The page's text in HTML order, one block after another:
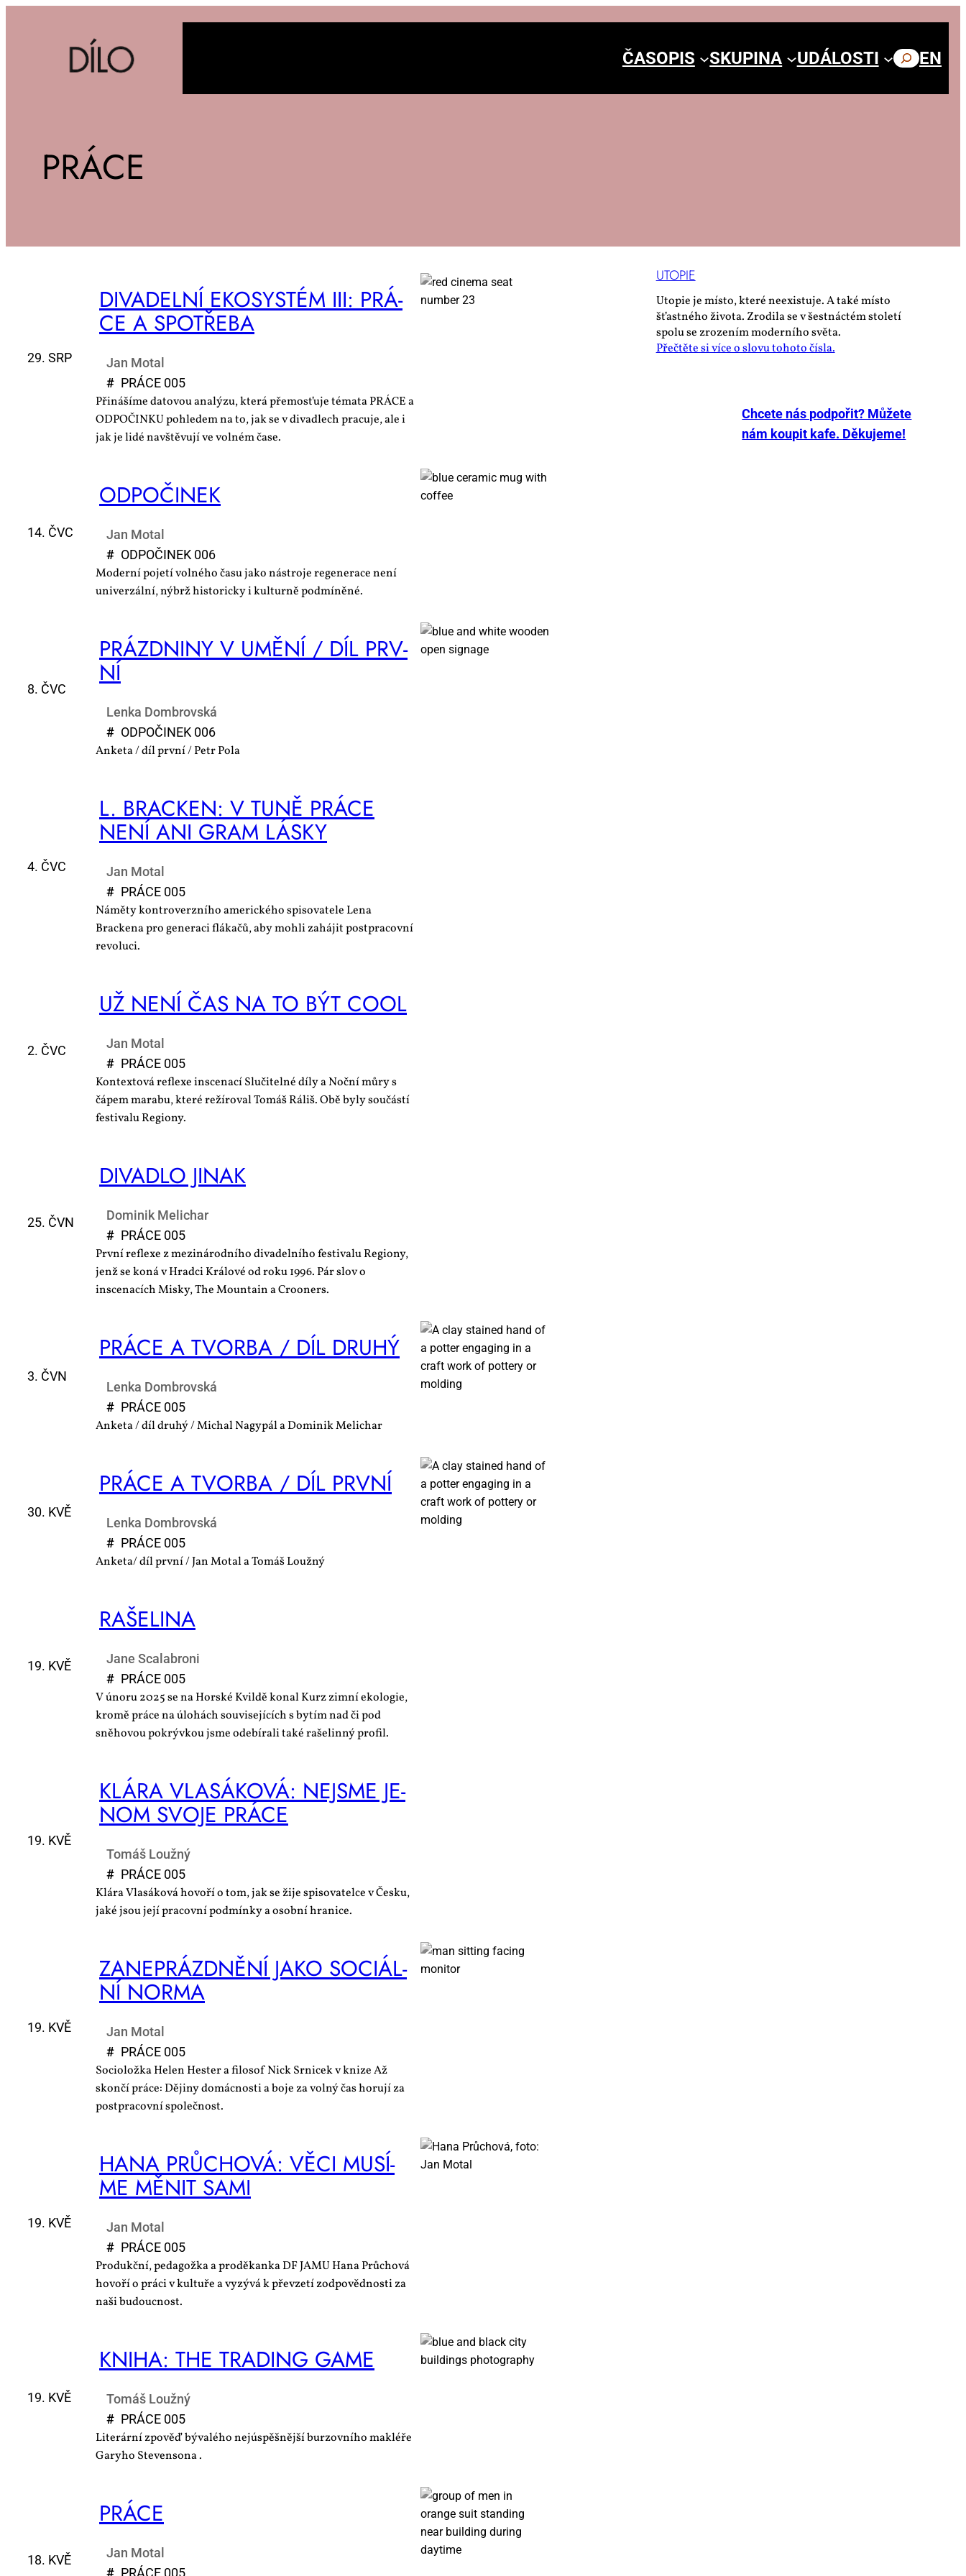
ČASOPIS SKUPINA UDÁLOSTI HLEDAT
EN
PRÁCE
29. SRP
DI­VA­DEL­NÍ EKO­SYS­TÉM III: PRÁ­
CE A SPO­TŘE­BA
Jan Motal
# PRÁ­CE 005
Přinášíme datovou analýzu, která přemosťuje témata PRÁCE a
ODPOČINKU pohledem na to, jak se v divadlech pracuje, ale i
jak je lidé navštěvují ve volném čase.
14. ČVC
OD­PO­ČI­NEK
Jan Motal
# OD­PO­ČI­NEK 006
Moderní pojetí volného času jako nástroje regenerace není
univerzální, nýbrž historicky i kulturně podmíněné.
8. ČVC
PRÁZD­NI­NY V UMĚ­NÍ / DÍL PRV­
NÍ
Lenka Dombrovská
# OD­PO­ČI­NEK 006
Anketa / díl první / Petr Pola
4. ČVC
L. BRAC­KEN: V TU­NĚ PRÁ­CE
NE­NÍ ANI GRAM LÁS­KY
Jan Motal
# PRÁ­CE 005
Náměty kontroverzního amerického spisovatele Lena
Brackena pro generaci flákačů, aby mohli zahájit postpracovní
revoluci.
2. ČVC
UŽ NE­NÍ ČAS NA TO BÝT CO­OL
Jan Motal
# PRÁ­CE 005
Kontextová reflexe inscenací Slučitelné díly a Noční můry s
čápem marabu, které režíroval Tomáš Ráliš. Obě byly součástí
festivalu Regiony.
25. ČVN
DI­VA­DLO JI­NAK
Dominik Melichar
# PRÁ­CE 005
První reflexe z mezinárodního divadelního festivalu Regiony,
jenž se koná v Hradci Králové od roku 1996. Pár slov o
inscenacích Misky, The Mountain a Crooners.
3. ČVN
PRÁ­CE A TVOR­BA / DÍL DRU­HÝ
Lenka Dombrovská
# PRÁ­CE 005
Anketa / díl druhý / Michal Nagypál a Dominik Melichar
30. KVĚ
PRÁ­CE A TVOR­BA / DÍL PRV­NÍ
Lenka Dombrovská
# PRÁ­CE 005
Anketa/ díl první / Jan Motal a Tomáš Loužný
19. KVĚ
RA­ŠE­LI­NA
Jane Scalabroni
# PRÁ­CE 005
V únoru 2025 se na Horské Kvildě konal Kurz zimní ekologie,
kromě práce na úlohách souvisejících s bytím nad či pod
sněhovou pokrývkou jsme odebírali také rašelinný profil.
19. KVĚ
KLÁ­RA VLA­SÁ­KO­VÁ: NEJSME JE­
NOM SVO­JE PRÁ­CE
Tomáš Loužný
# PRÁ­CE 005
Klára Vlasáková hovoří o tom, jak se žije spisovatelce v Česku,
jaké jsou její pracovní podmínky a osobní hranice.
19. KVĚ
ZA­NE­PRÁZD­NĚNÍ JA­KO SO­CI­ÁL­
NÍ NOR­MA
Jan Motal
# PRÁ­CE 005
Socioložka Helen Hester a filosof Nick Srnicek v knize Až
skončí práce: Dějiny domácnosti a boje za volný čas horují za
postpracovní společnost.
19. KVĚ
HA­NA PRŮ­CHO­VÁ: VĚ­CI MU­SÍ­
ME MĚ­NIT SA­MI
Jan Motal
# PRÁ­CE 005
Produkční, pedagožka a proděkanka DF JAMU Hana Průchová
hovoří o práci v kultuře a vyzývá k převzetí zodpovědnosti za
naši budoucnost.
19. KVĚ
KNI­HA: THE TRA­DING GA­ME
Tomáš Loužný
# PRÁ­CE 005
Literární zpověď bývalého nejúspěšnější burzovního makléře
Garyho Stevensona .
18. KVĚ
PRÁ­CE
Jan Motal
# PRÁ­CE 005
UTO­PIE
Utopie je místo, které neexistuje. A také místo
šťastného života. Zrodila se v šestnáctém století
spolu se zrozením moderního světa.
Přečtěte si více o slovu tohoto čísla.
Chcete nás podpořit? Můžete
nám koupit kafe. Děkujeme!